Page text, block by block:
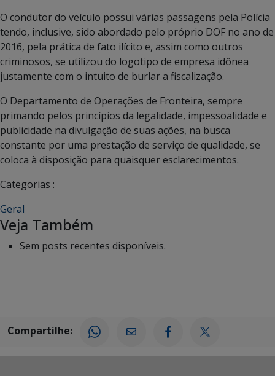
O condutor do veículo possui várias passagens pela Polícia
tendo, inclusive, sido abordado pelo próprio DOF no ano de
2016, pela prática de fato ilícito e, assim como outros
criminosos, se utilizou do logotipo de empresa idônea
justamente com o intuito de burlar a fiscalização.
O Departamento de Operações de Fronteira, sempre
primando pelos princípios da legalidade, impessoalidade e
publicidade na divulgação de suas ações, na busca
constante por uma prestação de serviço de qualidade, se
coloca à disposição para quaisquer esclarecimentos.
Categorias :
Geral
Veja Também
Sem posts recentes disponíveis.
Compartilhe: